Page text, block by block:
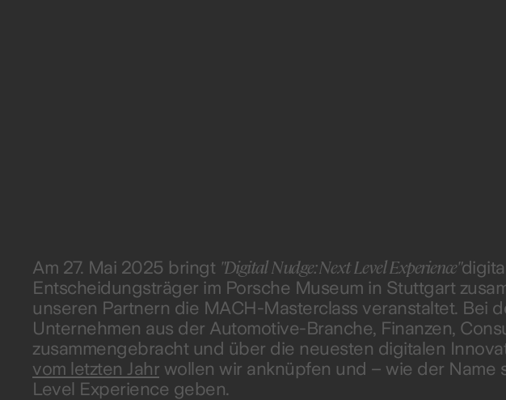
Am 27. Mai 2025 bringt "Digital Nudge: Next Level Experience"
Entscheidungsträger im Porsche Museum in Stuttgart
unseren Partnern die MACH-Masterclass veranstaltet. Bei
Unternehmen aus der Automotive-Branche, Finanzen,
zusammengebracht und über die neuesten digitalen
vom letzten Jahr wollen wir anknüpfen und – wie der Name
Level Experience geben.